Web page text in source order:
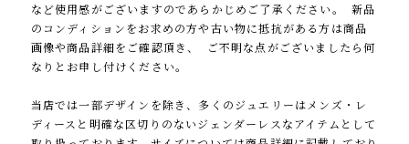
など使用感がございますのであらかじめご了承ください。 新品
のコンディションをお求めの方や古い物に抵抗がある方は商品
画像や商品詳細をご確認頂き、 ご不明な点がございましたら何
なりとお申し付けください。
当店では一部デザインを除き、多くのジュエリーはメンズ・レ
ディースと明確な区切りのないジェンダーレスなアイテムとして